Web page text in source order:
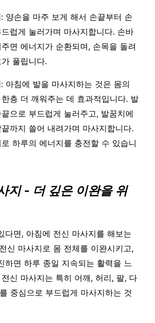
: 양손을 마주 보게 해서 손끝부터 손
럽게 눌러가며 마사지합니다. 손바
면 에너지가 순환되며, 손목을 돌려
풀립니다.
: 아침에 발을 마사지하는 것은 몸의
층 더 깨워주는 데 효과적입니다. 발
으로 부드럽게 눌러주고, 발꿈치에
까지 쓸어 내려가며 마사지합니다.
하루의 에너지를 충전할 수 있습니
지 - 더 깊은 이완을 위
다면, 아침에 전신 마사지를 해보는
신 마사지로 몸 전체를 이완시키고,
하면 하루 종일 지속되는 활력을 느
신 마사지는 특히 어깨, 허리, 팔, 다
중심으로 부드럽게 마사지하는 것